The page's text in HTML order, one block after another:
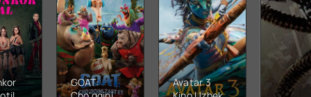
GOAT:
Avatar 3